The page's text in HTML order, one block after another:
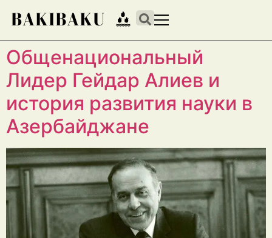
Общенациональный
Лидер Гейдар Алиев и
история развития науки в
Азербайджане